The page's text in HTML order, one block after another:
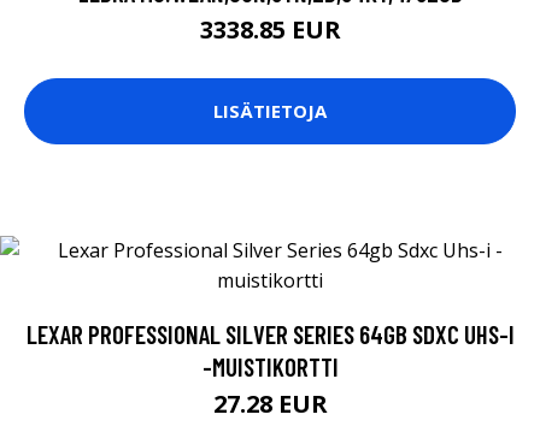
3338.85 EUR
LISÄTIETOJA
LEXAR PROFESSIONAL SILVER SERIES 64GB SDXC UHS-I
-MUISTIKORTTI
27.28 EUR